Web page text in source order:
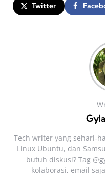
Twitter
Tech writer yang
Linux Ubuntu, dan
butuh diskusi? Tag
kolaborasi, email